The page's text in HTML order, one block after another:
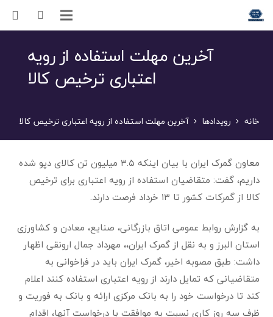
آخرین مهلت استفاده از رویه
اعتباری ترخیص کالا
خانه رویدادها آخرین مهلت استفاده از رویه اعتباری ترخیص کالا
معاون گمرک ایران با بیان اینکه ۳.۵ میلیون تن کالای دپو شده
داریم، گفت: متقاضیان استفاده از رویه اعتباری برای ترخیص
کالا از گمرکات کشور تا ۱۳ خرداد فرصت دارند.
به گزارش روابط عمومی اتاق بازرگانی، صنایع، معادن و کشاورزی
استان البرز و به نقل از گمرک ایران،، مهرداد جمال ارونقی اظهار
داشت: طبق مصوبه اخیر، گمرک ایران باید در فراخوانی به
متقاضیانی که تمایل دارند از رویه اعتباری استفاده کنند اعلام
کند تا درخواست خود را به بانک مرکزی ارائه و بانک به فوریت و
ظرف سه روز کاری نسبت به موافقت با درخواست آنها، اقدام